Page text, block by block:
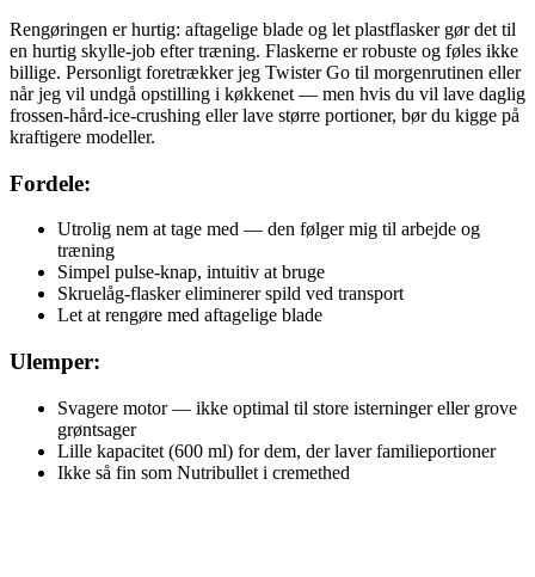
Rengøringen er hurtig: aftagelige blade og let plastflasker gør det til
en hurtig skylle-job efter træning. Flaskerne er robuste og føles ikke
billige. Personligt foretrækker jeg Twister Go til morgenrutinen eller
når jeg vil undgå opstilling i køkkenet — men hvis du vil lave daglig
frossen-hård-ice-crushing eller lave større portioner, bør du kigge på
kraftigere modeller.
Fordele:
Utrolig nem at tage med — den følger mig til arbejde og
træning
Simpel pulse-knap, intuitiv at bruge
Skruelåg-flasker eliminerer spild ved transport
Let at rengøre med aftagelige blade
Ulemper:
Svagere motor — ikke optimal til store isterninger eller grove
grøntsager
Lille kapacitet (600 ml) for dem, der laver familieportioner
Ikke så fin som Nutribullet i cremethed